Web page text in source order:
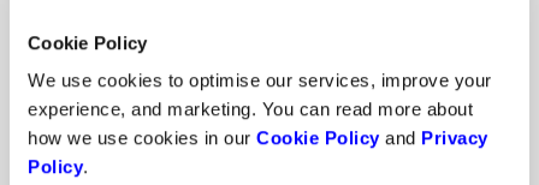
Cookie Policy
We use cookies to optimise our services, improve your
experience, and marketing. You can read more about
how we use cookies in our Cookie Policy and Privacy
Policy.
Med Dintero-integrasjoner fra eMonkey kan du
automatisk legge inn oppgjør og gebyrer i
kontoene dine. Hvis du har en nettbutikk, kan
eMonkey hjelpe deg med å matche mellom
transaksjoner og kuponger i nettbutikken din.